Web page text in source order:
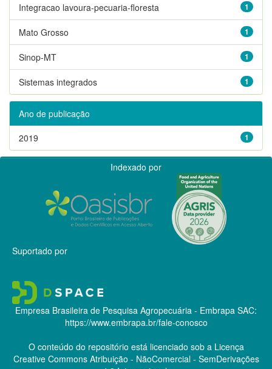
1
Integracao lavoura-pecuaria-floresta
1
Mato Grosso
1
Sinop-MT
1
Sistemas integrados
Ano de publicação
1
2019
Indexado por
Suportado por
Empresa Brasileira de Pesquisa Agropecuária - Embrapa SAC:
https://www.embrapa.br/fale-conosco
O conteúdo do repositório está licenciado sob a Licença
Creative CommonsAtribuição - NãoComercial - SemDerivações